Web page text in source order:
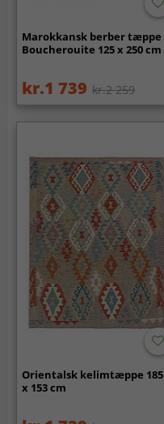
Marokkansk berber tæppe
Boucherouite 125 x 250 cm
kr.1 739 kr.2 259
Orientalsk kelimtæppe 185
x 153 cm